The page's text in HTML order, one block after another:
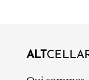
ALT